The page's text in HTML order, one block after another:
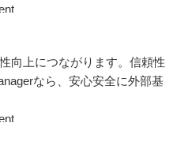
Management
向上につながります。信頼性
なら、安心安全に外部基
Management